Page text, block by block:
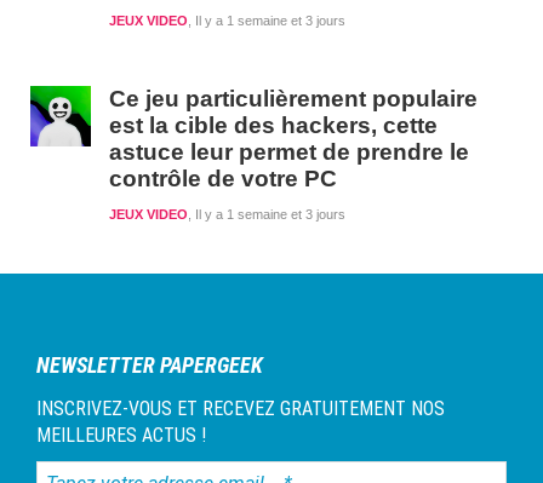
Il y a 1 semaine et 3 jours
JEUX VIDEO
Ce jeu particulièrement populaire
est la cible des hackers, cette
astuce leur permet de prendre le
contrôle de votre PC
Il y a 1 semaine et 3 jours
JEUX VIDEO
NEWSLETTER PAPERGEEK
INSCRIVEZ-VOUS ET RECEVEZ GRATUITEMENT NOS
MEILLEURES ACTUS !
Tapez